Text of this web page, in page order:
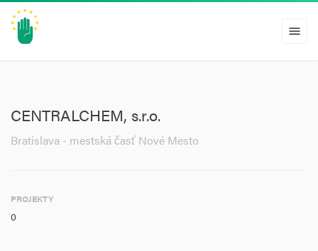
menu
CENTRALCHEM, s.r.o.
Bratislava - mestská časť Nové Mesto
PROJEKTY
0